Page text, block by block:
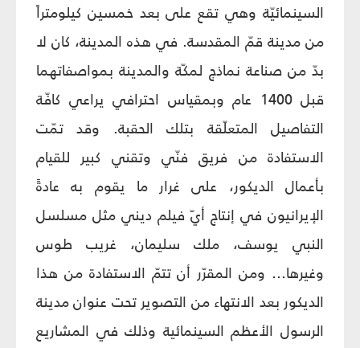
السينمائيّة وهي تقع على بعد خمسين كيلومتراً
من مدينة قمّ المقدسة. في هذه المدينة، كان لا
بدّ من صناعة نماذج لمكّة والمدينة بمواصفاتهما
قبل 1400 عام وبمقياس احترافي يراعي كافّة
التفاصيل المتعلّقة بتلك الحقبة. وقد تمّت
الاستفادة من فريق فنّي وتقني كبير للقيام
بأعمال الديكور، على غرار ما يقوم به عادةً
الإيرانيون في إنتاج أيّ فيلم ديني مثل مسلسل
النبي يوسف، ملك سليمان، غريب طوس
وغيرها... ومن المقرّر أن تتمّ الاستفادة من هذا
الديكور بعد الانتهاء من التصوير تحت عنوان مدينة
الرسول الأعظم السينمائية وذلك في المشاريع